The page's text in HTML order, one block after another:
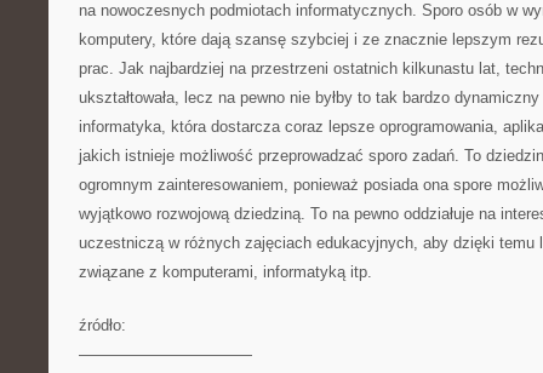
na nowoczesnych podmiotach informatycznych. Sporo osób w
komputery, które dają szansę szybciej i ze znacznie lepszym
prac. Jak najbardziej na przestrzeni ostatnich kilkunastu lat,
ukształtowała, lecz na pewno nie byłby to tak bardzo
informatyka, która dostarcza coraz lepsze oprogramowania,
jakich istnieje możliwość przeprowadzać sporo zadań. To
ogromnym zainteresowaniem, ponieważ posiada ona spore
wyjątkowo rozwojową dziedziną. To na pewno oddziałuje na
uczestniczą w różnych zajęciach edukacyjnych, aby dzięki temu
związane z komputerami, informatyką itp.
źródło:
———————————